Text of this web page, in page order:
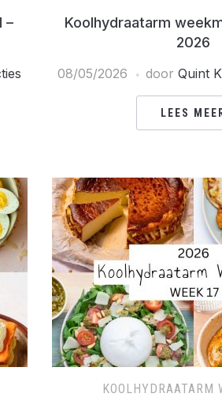
–
Koolhydraatarm
2026
08/05/2026 door Quint
LEES
KOOLHYDRAATARM